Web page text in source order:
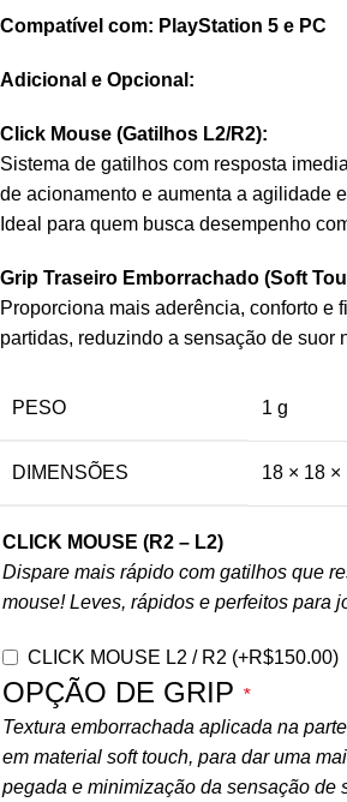
Compatível com: PlayStation 5 e PC
Adicional e Opcional:
Click Mouse (Gatilhos L2/R2):
Sistema de gatilhos com resposta
de acionamento e aumenta a agilidade
Ideal para quem busca desempenho
Grip Traseiro Emborrachado (Soft
Proporciona mais aderência, conforto e
partidas, reduzindo a sensação de suor
PESO 1 g
DIMENSÕES 18 × 18 ×
CLICK MOUSE (R2 – L2)
Dispare mais rápido com gatilhos que
mouse! Leves, rápidos e perfeitos para
CLICK MOUSE L2 / R2 (+R$150.00)
OPÇÃO DE GRIP *
Textura emborrachada aplicada na
em material soft touch, para dar uma
pegada e minimização da sensação de